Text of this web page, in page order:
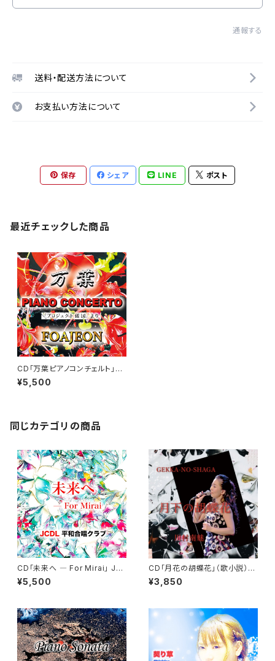
通報する
送料・配送方法について
お支払い方法について
保存 シェア LINE ポスト
最近チェックした商品
CD「万葉ピアノコンチェルト」
（クラシック/ JAPAN）
¥5,500
同じカテゴリの商品
CD「未来へ ― For Mirai」 JC
DL 平和合唱クラブ
¥5,500
CD「月花の胡蝶花」（歌小説）川
村南魅
¥3,850